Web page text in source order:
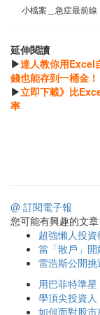
小檔案＿急症最前線
延伸閱讀
▶達人教你用Excel
錢也能存到一桶金！
▶立即下載》比
率
@ 訂閱電子報
您可能有興趣的文章
超強懶人投資
當「散戶」
雷浩斯公開
用巴菲特準
學頂尖投資
如何面對股